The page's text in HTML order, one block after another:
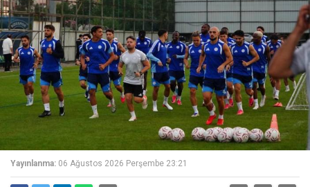
Yayınlanma: 06 Ağustos 2026 Perşembe 23:21